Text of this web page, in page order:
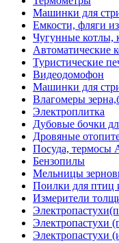
Машинки для
Емкости, фляги
Чугунные котлы,
Автоматические
Туристические
Видеодомофон
Машинки для
Влагомеры
Электроплитка
Дубовые бочки
Дровяные
Посуда,
Бензопилы
Мельницы
Поилки для птиц
Измерители
Электропастухи
Электропастухи